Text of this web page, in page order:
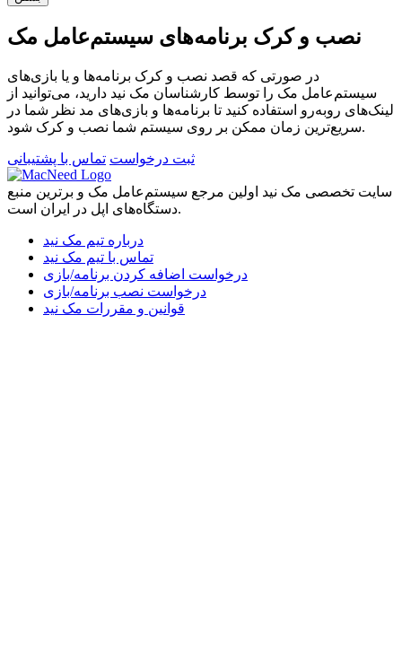
نصب و کرک برنامه‌های سیستم‌عامل مک
در صورتی که قصد نصب و کرک برنامه‌ها و یا بازی‌های
سیستم‌عامل مک را توسط کارشناسان مک نید دارید، می‌توانید از
لینک‌های رو‌به‌رو استفاده کنید تا برنامه‌ها و بازی‌های مد نظر شما در
سریع‌ترین زمان ممکن بر روی سیستم شما نصب و کرک شود.
ثبت درخواست تماس با پشتیبانی
سایت تخصصی مک نید اولین مرجع سیستم‌عامل مک و برترین منبع
دستگاه‌های اپل در ایران است.
درباره تیم مک نید
تماس با تیم مک نید
درخواست اضافه کردن برنامه/بازی
درخواست نصب برنامه/بازی
قوانین و مقررات مک نید